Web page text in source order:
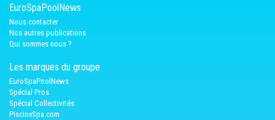
EuroSpaPoolNews
Nous contacter
Nos autres publications
Qui sommes nous ?
Les marques du groupe
EuroSpaPoolNews
Spécial Pros
Spécial Collectivités
PiscineSpa.com